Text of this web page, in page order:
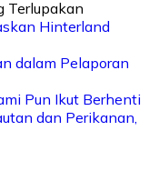
Hinterland
dalam Pelaporan
Pun Ikut Berhenti
dan Perikanan,